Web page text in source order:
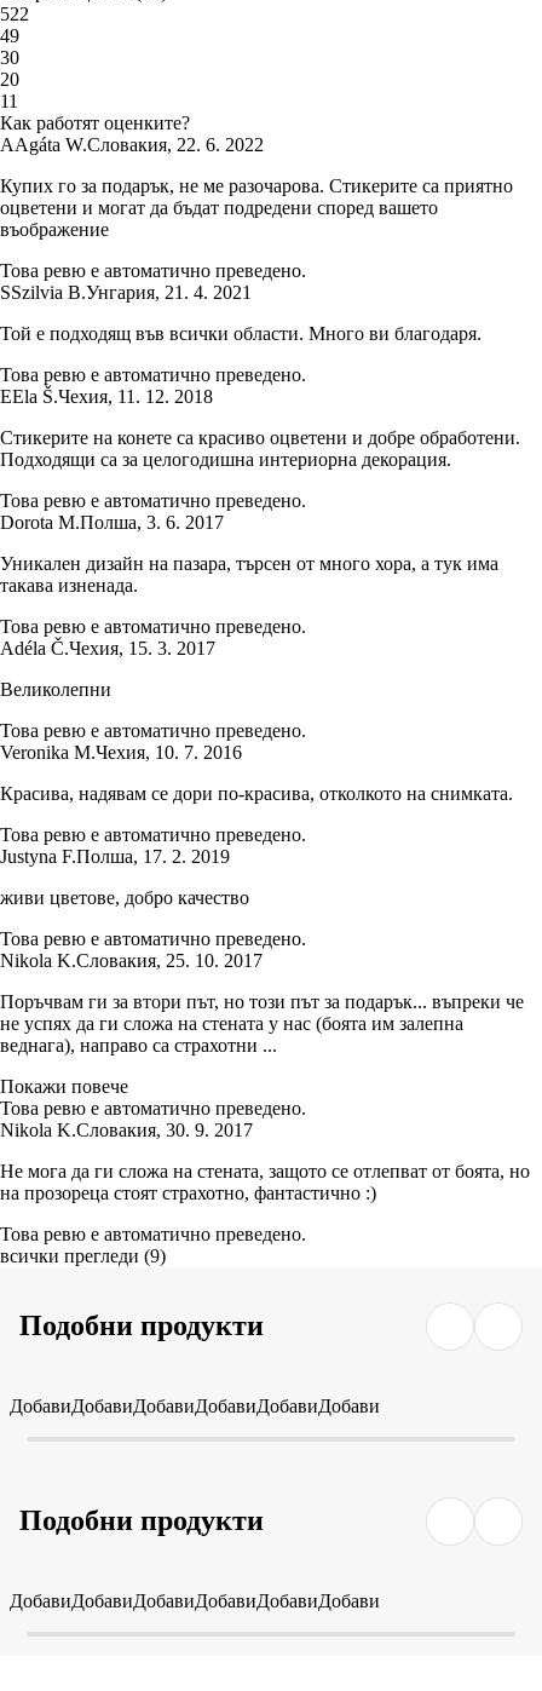
522
49
30
20
11
Как работят оценките?
AAgáta W.Словакия, 22. 6. 2022
Купих го за подарък, не ме разочарова. Стикерите са приятно
оцветени и могат да бъдат подредени според вашето
въображение
Това ревю е автоматично преведено.
SSzilvia B.Унгария, 21. 4. 2021
Той е подходящ във всички области. Много ви благодаря.
Това ревю е автоматично преведено.
EEla Š.Чехия, 11. 12. 2018
Стикерите на конете са красиво оцветени и добре обработени.
Подходящи са за целогодишна интериорна декорация.
Това ревю е автоматично преведено.
Dorota M.Полша, 3. 6. 2017
Уникален дизайн на пазара, търсен от много хора, а тук има
такава изненада.
Това ревю е автоматично преведено.
Adéla Č.Чехия, 15. 3. 2017
Великолепни
Това ревю е автоматично преведено.
Veronika M.Чехия, 10. 7. 2016
Красива, надявам се дори по-красива, отколкото на снимката.
Това ревю е автоматично преведено.
Justyna F.Полша, 17. 2. 2019
живи цветове, добро качество
Това ревю е автоматично преведено.
Nikola K.Словакия, 25. 10. 2017
Поръчвам ги за втори път, но този път за подарък... въпреки че
не успях да ги сложа на стената у нас (боята им залепна
веднага), направо са страхотни ...
Покажи повече
Това ревю е автоматично преведено.
Nikola K.Словакия, 30. 9. 2017
Не мога да ги сложа на стената, защото се отлепват от боята, но
на прозореца стоят страхотно, фантастично :)
Това ревю е автоматично преведено.
всички прегледи (9)
Подобни продукти
ДобавиДобавиДобавиДобавиДобавиДобави
Подобни продукти
ДобавиДобавиДобавиДобавиДобавиДобави